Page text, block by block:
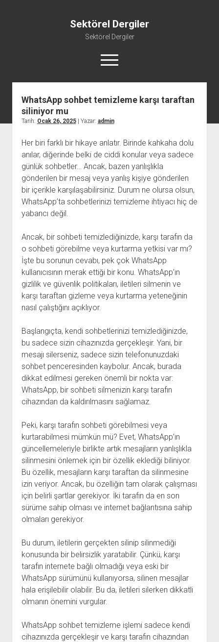
Sektörel Dergiler
Sektörel Dergiler
menüyü
aç
Linkedin Beğeni Atma Ücretsiz
Twitter Gizli Yanıt Görme
Youtube Beğeni Yükseltme Hilesi
WhatsApp sohbet temizleme karşı taraftan
siliniyor mu
Tarih: Ocak 26, 2025| Yazar: admin
Her biri farklı bir hikaye anlatır. Birinde kahkaha dolu
anılar, diğerinde belki de ciddi konular veya sadece
günlük sohbetler… Ancak, bazen yanlışlıkla
gönderilen bir mesaj veya yanlış kişiye gönderilen
bir içerikle karşılaşabilirsiniz. Durum ne olursa olsun,
WhatsApp’ta sohbetlerinizi temizleme ihtiyacı hiç de
yabancı değil.
Ancak, bir sohbeti temizlediğinizde, karşı tarafın da
o sohbeti görebilme veya kurtarma yetkisi var mı?
İşte bu sorunun cevabı, pek çok WhatsApp
kullanıcısının merak ettiği bir konu. WhatsApp’ın
gizlilik ve güvenlik politikaları, iletileri silmenin ve
karşı taraftan gizleme veya kurtarma yeteneğinin
nasıl çalıştığını açıklıyor.
Başlangıçta, kendi sohbetlerinizi temizlediğinizde,
bu sadece sizin cihazınızda gerçekleşir. Yani, bir
mesajı silerseniz, sadece sizin telefonunuzdaki
sohbet penceresinden kaybolur. Ancak, burada
dikkat edilmesi gereken önemli bir nokta var:
WhatsApp, bir sohbeti silmenizin karşı tarafın
cihazından da kaldırılmasını sağlamaz.
Peki, karşı tarafın sohbeti görebilmesi veya
kurtarabilmesi mümkün mü? Evet, WhatsApp’ın
güncellemeleriyle birlikte artık mesajların yanlışlıkla
silinmesini önlemek için bir özellik eklediği biliniyor.
Bu özellik, mesajların karşı taraftan da silinmesine
izin veriyor. Ancak, bu özelliğin tam olarak çalışması
için belirli şartlar gerekiyor. İki tarafın da en son
sürüme sahip olması ve internet bağlantısına sahip
olmaları gerekiyor.
Bu durum, iletilerin gerçekten silinip silinmediği
konusunda bir belirsizlik yaratabilir. Çünkü, karşı
tarafın internete bağlı olmadığı veya eski bir
WhatsApp sürümünü kullanıyorsa, silinen mesajlar
hala erişilebilir olabilir. Bu da, iletileri silerken dikkatli
olmanın önemini vurgular.
WhatsApp sohbet temizleme işlemi sadece kendi
cihazınızda gerçekleşir ve karşı tarafın cihazından